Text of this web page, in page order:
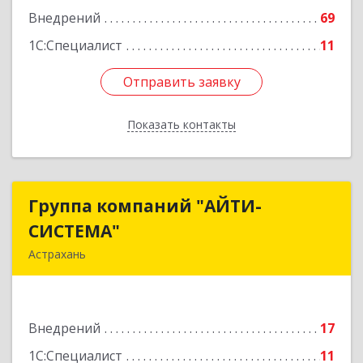
Внедрений
69
1С:Специалист
11
Отправить заявку
Показать контакты
Отправить заявку
Назад
Группа компаний "АЙТИ-
СИСТЕМА"
Астрахань
Внедрений
17
1С:Специалист
11
Группа компаний "АЙТИ-
Подробнее